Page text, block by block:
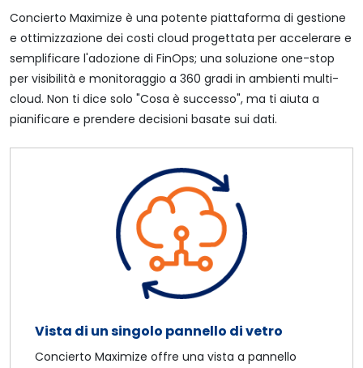
Concierto Maximize è una potente piattaforma di gestione
e ottimizzazione dei costi cloud progettata per accelerare e
semplificare l'adozione di FinOps; una soluzione one-stop
per visibilità e monitoraggio a 360 gradi in ambienti multi-
cloud. Non ti dice solo "Cosa è successo", ma ti aiuta a
pianificare e prendere decisioni basate sui dati.
Vista di un singolo pannello di vetro
Concierto Maximize offre una vista a pannello